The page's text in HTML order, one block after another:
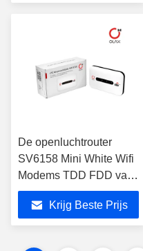
De openluchtrouter
SV6158 Mini White Wifi
Modems TDD FDD van
MIFI Wifi
Krijg Beste Prijs